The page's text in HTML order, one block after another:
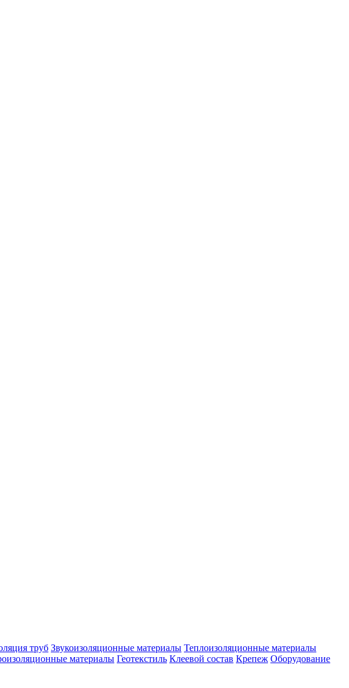
труб Звукоизоляционные материалы Теплоизоляционные материалы
материалы Геотекстиль Клеевой состав Крепеж Оборудование